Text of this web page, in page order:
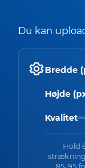
Du kan
Bredde
Højde
Kvalitet
Hold